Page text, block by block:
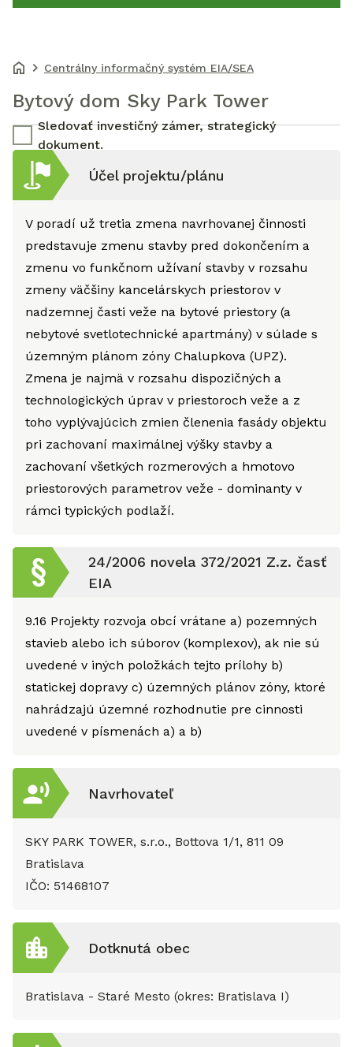
Centrálny informačný systém EIA/SEA
Bytový dom Sky Park Tower
Sledovať investičný zámer, strategický
dokument.
Účel projektu/plánu
V poradí už tretia zmena navrhovanej činnosti
predstavuje zmenu stavby pred dokončením a
zmenu vo funkčnom užívaní stavby v rozsahu
zmeny väčšiny kancelárskych priestorov v
nadzemnej časti veže na bytové priestory (a
nebytové svetlotechnické apartmány) v súlade s
územným plánom zóny Chalupkova (UPZ).
Zmena je najmä v rozsahu dispozičných a
technologických úprav v priestoroch veže a z
toho vyplývajúcich zmien členenia fasády objektu
pri zachovaní maximálnej výšky stavby a
zachovaní všetkých rozmerových a hmotovo
priestorových parametrov veže - dominanty v
rámci typických podlaží.
24/2006 novela 372/2021 Z.z. časť
EIA
9.16 Projekty rozvoja obcí vrátane a) pozemných
stavieb alebo ich súborov (komplexov), ak nie sú
uvedené v iných položkách tejto prílohy b)
statickej dopravy c) územných plánov zóny, ktoré
nahrádzajú územné rozhodnutie pre cinnosti
uvedené v písmenách a) a b)
Navrhovateľ
SKY PARK TOWER, s.r.o., Bottova 1/1, 811 09
Bratislava
IČO: 51468107
Dotknutá obec
Bratislava - Staré Mesto (okres: Bratislava I)